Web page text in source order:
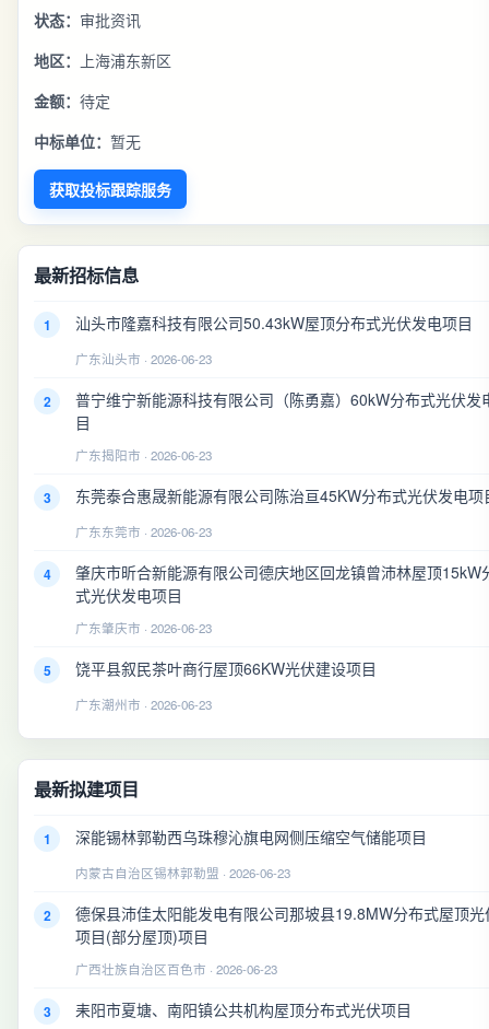
状态： 审批资讯
地区：
上海浦东新区
金额： 待定
中标单位： 暂无
获取投标跟踪服务
最新招标信息
1 汕头市隆嘉科技有限公司50.43kW屋顶分布式光伏发电项目
广东汕头市 · 2026-06-23
2
普宁维宁新能源科技有限公司（陈勇嘉）60kW分布式光伏发
目
广东揭阳市 · 2026-06-23
3 东莞泰合惠晟新能源有限公司陈治亘45KW分布式光伏发电项
广东东莞市 · 2026-06-23
4
肇庆市昕合新能源有限公司德庆地区回龙镇曾沛林屋顶15kW
式光伏发电项目
广东肇庆市 · 2026-06-23
5 饶平县叙民茶叶商行屋顶66KW光伏建设项目
广东潮州市 · 2026-06-23
最新拟建项目
1 深能锡林郭勒西乌珠穆沁旗电网侧压缩空气储能项目
内蒙古自治区锡林郭勒盟 · 2026-06-23
2
德保县沛佳太阳能发电有限公司那坡县19.8MW分布式屋顶光
项目(部分屋顶)项目
广西壮族自治区百色市 · 2026-06-23
3 耒阳市夏塘、南阳镇公共机构屋顶分布式光伏项目